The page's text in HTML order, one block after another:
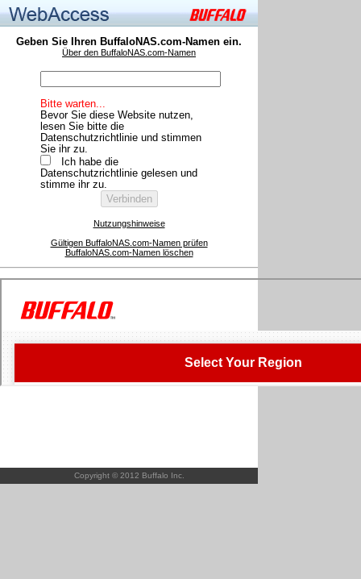
Geben Sie Ihren BuffaloNAS.com-Namen ein.
Über den BuffaloNAS.com-Namen
Bitte warten...
Bevor Sie diese Website nutzen,
lesen Sie bitte die
Datenschutzrichtlinie und stimmen
Sie ihr zu.
Ich habe die
Datenschutzrichtlinie gelesen und
stimme ihr zu.
Nutzungshinweise
Gültigen BuffaloNAS.com-Namen prüfen
BuffaloNAS.com-Namen löschen
Copyright © 2012 Buffalo Inc.